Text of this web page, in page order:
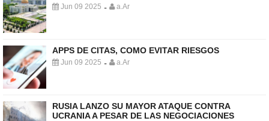
Jun 09 2025 - a.Ar
APPS DE CITAS, COMO EVITAR RIESGOS
Jun 09 2025 - a.Ar
RUSIA LANZO SU MAYOR ATAQUE CONTRA
UCRANIA A PESAR DE LAS NEGOCIACIONES